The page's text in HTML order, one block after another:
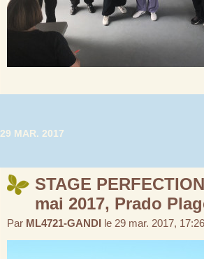
29 MAR. 2017
STAGE
mai 2017, Prado
Par ML4721-GANDI le 29 mar. 2017, 17:26